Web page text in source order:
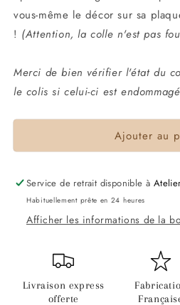
vous-même le décor sur sa
! (Attention, la colle n'est pas
Merci de bien vérifier l'état du
le colis si celui-ci est
Ajouter au
Service de retrait disponible à
Habituellement prête en 24 heures
Afficher les informations de la
Livraison express
offerte